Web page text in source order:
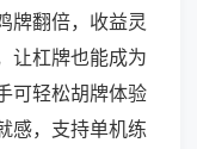
牌翻倍，收益灵
让杠牌也能成为
可轻松胡牌体验
感，支持单机练